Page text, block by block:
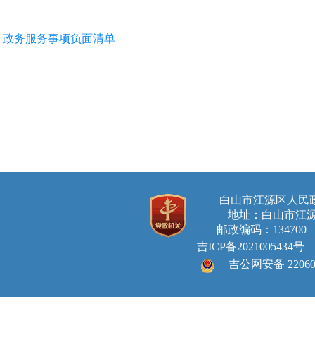
政务服务事项负面清单
白山市江源区人
地址：白山市江
邮政编码：134700
吉ICP备2021005434号
吉公网安备